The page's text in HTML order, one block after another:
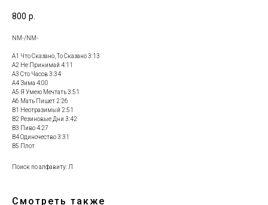
800 р.
NM-/NM-
А1 Что Сказано, То Сказано 3:13
А2 Не Принимай 4:11
А3 Сто Часов 3:34
А4 Зима 4:00
А5 Я Умею Мечтать 3:51
А6 Мать Пишет 2:26
В1 Неотразимый 2:51
В2 Резиновые Дни 3:42
В3 Пиво 4:27
В4 Одиночество 3:31
В5 Плот
Поиск по алфавиту: Л
Смотреть также